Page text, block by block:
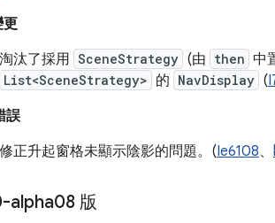
更
淘汰了採用 SceneStrategy (由 then 中
List<SceneStrategy> 的 NavDisplay (
誤
修正升起窗格未顯示陰影的問題。(Ie6108、
alpha08 版